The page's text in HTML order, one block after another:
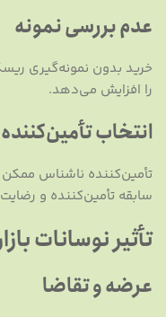
عدم بررسی نمونه
خرید بدون نمونه‌گیری
را افزایش می‌دهد.
انتخاب
تأمین‌کننده ناشناس
سابقه تأمین‌کننده و
تأثیر نوسانات
عرضه و تقاضا